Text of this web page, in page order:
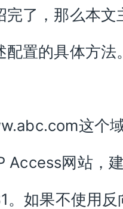
完了，那么本文
配置的具体方法
这个
Access网站，
。如果不使用